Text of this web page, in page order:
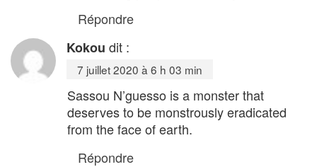
Répondre
Kokou dit :
7 juillet 2020 à 6 h 03 min
Sassou N’guesso is a monster that
deserves to be monstrously eradicated
from the face of earth.
Répondre